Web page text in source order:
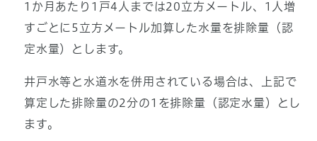
1か月あたり1戸4人までは20立方メートル、1人増
すごとに5立方メートル加算した水量を排除量（認
定水量）とします。
井戸水等と水道水を併用されている場合は、上記で
算定した排除量の2分の1を排除量（認定水量）とし
ます。